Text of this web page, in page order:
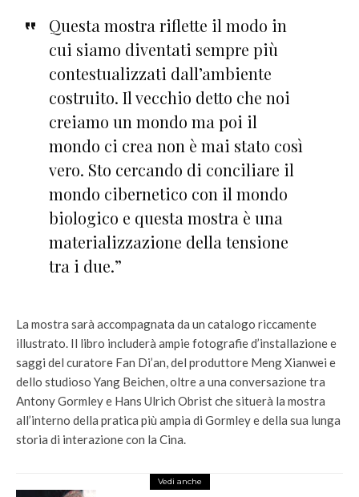
Questa mostra riflette il modo in
cui siamo diventati sempre più
contestualizzati dall’ambiente
costruito. Il vecchio detto che noi
creiamo un mondo ma poi il
mondo ci crea non è mai stato così
vero. Sto cercando di conciliare il
mondo cibernetico con il mondo
biologico e questa mostra è una
materializzazione della tensione
tra i due.”
La mostra sarà accompagnata da un catalogo riccamente
illustrato. Il libro includerà ampie fotografie d’installazione e
saggi del curatore Fan Di’an, del produttore Meng Xianwei e
dello studioso Yang Beichen, oltre a una conversazione tra
Antony Gormley e Hans Ulrich Obrist che situerà la mostra
all’interno della pratica più ampia di Gormley e della sua lunga
storia di interazione con la Cina.
Vedi anche